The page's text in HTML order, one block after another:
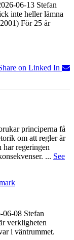
06-13 Stefan
inte heller lämna
För 25 år
on Linked In
principerna få
om att regler är
har regeringen
... See
08 Stefan
verkligheten
i väntrummet.